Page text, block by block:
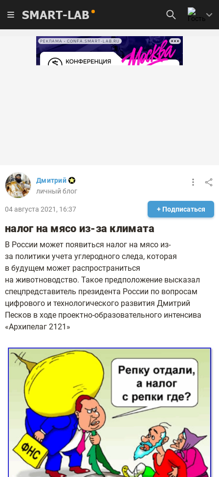
SMART-LAB
РЕКЛАМА • CONFA.SMART-LAB.RU
Дмитрий
личный блог
04 августа 2021, 16:37 + Подписаться
налог на мясо из-за климата
В России может появиться налог на мясо из-
за политики учета углеродного следа, которая
в будущем может распространиться
на животноводство. Такое предположение высказал
спецпредставитель президента России по вопросам
цифрового и технологического развития Дмитрий
Песков в ходе проектно-образовательного интенсива
«Архипелаг 2121»